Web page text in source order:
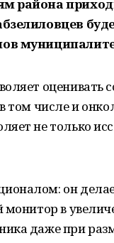
района
оценивать
том числе и
не только
он
в
даже при